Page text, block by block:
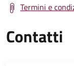
Termini e
Contatti